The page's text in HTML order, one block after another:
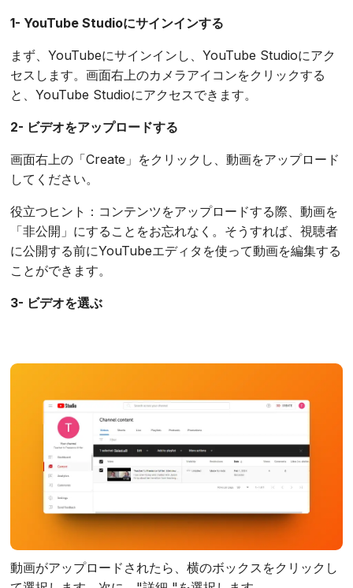
1- YouTube Studioにサインインする
まず、YouTubeにサインインし、YouTube Studioにアク
セスします。画面右上のカメラアイコンをクリックする
と、YouTube Studioにアクセスできます。
2- ビデオをアップロードする
画面右上の「Create」をクリックし、動画をアップロード
してください。
役立つヒント：コンテンツをアップロードする際、動画を
「非公開」にすることをお忘れなく。そうすれば、視聴者
に公開する前にYouTubeエディタを使って動画を編集する
ことができます。
3- ビデオを選ぶ
動画がアップロードされたら、横のボックスをクリックし